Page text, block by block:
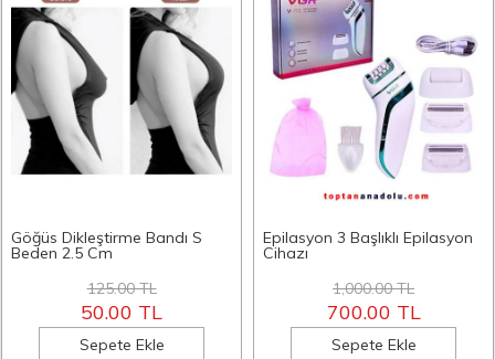
Göğüs Dikleştirme Bandı S
Beden 2.5 Cm
125.00 TL
50.00 TL
Sepete Ekle
Epilasyon 3 Başlıklı Epilasyon
Cihazı
1,000.00 TL
700.00 TL
Sepete Ekle